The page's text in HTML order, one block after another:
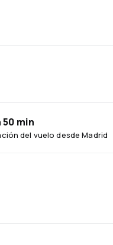
del vuelo desde Madrid
50 min